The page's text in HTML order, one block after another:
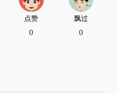
点赞
0
飘过
0